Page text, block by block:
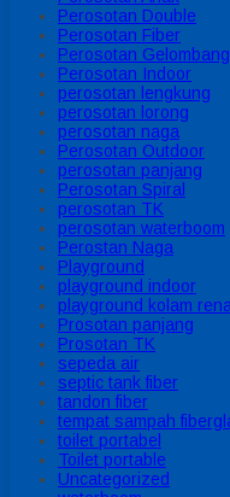
Perosotan Double
Perosotan Fiber
Perosotan Gelombang
Perosotan Indoor
perosotan lengkung
perosotan lorong
perosotan naga
Perosotan Outdoor
perosotan panjang
Perosotan Spiral
perosotan TK
perosotan waterboom
Perostan Naga
Playground
playground indoor
playground kolam
Prosotan panjang
Prosotan TK
sepeda air
septic tank fiber
tandon fiber
tempat sampah
toilet portabel
Toilet portable
Uncategorized